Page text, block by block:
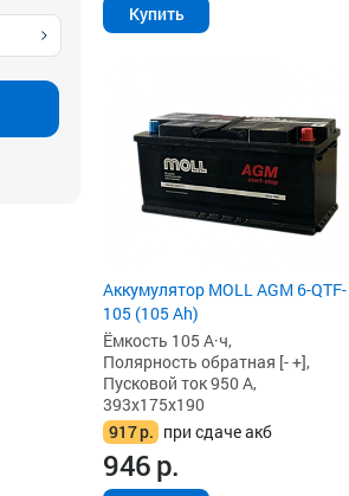
Купить
Аккумулятор MOLL AGM 6-QTF-
105 (105 Ah)
Ёмкость 105 А·ч,
Полярность обратная [- +],
Пусковой ток 950 А,
393x175x190
917р. при сдаче акб
946р.